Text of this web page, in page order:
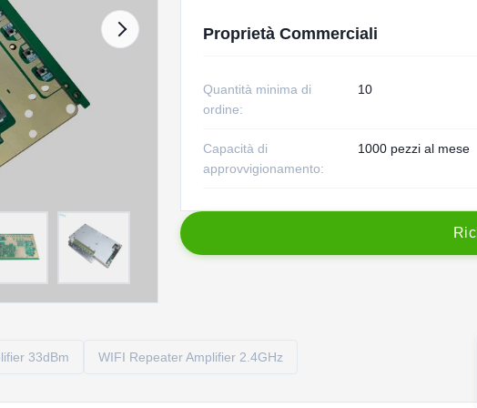
Proprietà Commerciali
Quantità minima di
ordine:
10
Capacità di
approvvigionamento:
1000 pezzi al mese
Ric
33dBm WIFI Repeater Amplifier 2.4GHz